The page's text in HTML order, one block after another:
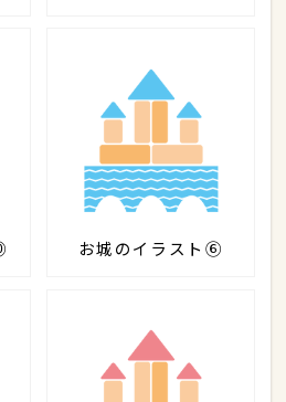
お城のイラスト⑥